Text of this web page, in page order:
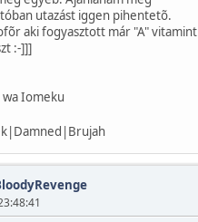
utazást iggen pihentetõ.
aki fogyasztott már "A" vitamint
:-]]]
Iomeku